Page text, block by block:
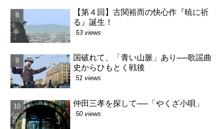
【第４回】古関裕而の快心作『暁に祈
る』誕生！
53 views
国破れて、「青い山脈」あり──歌謡曲
史からひもとく戦後
51 views
仲田三孝を探して──「やくざ小唄」
50 views